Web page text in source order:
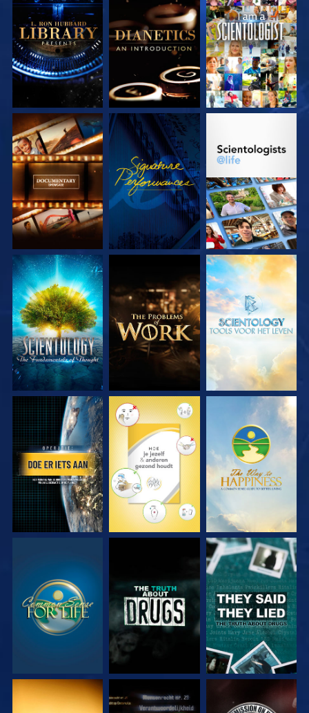
VERKEN DE SERIE VERKEN DE SERIE KIJK
VERKEN DE SERIE KIJK VERKEN DE SERIE
VERKEN DE SERIE VERKEN DE SERIE VERKEN DE SERIE
KIJK KIJK KIJK
KIJK KIJK KIJK